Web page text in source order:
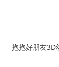
抱抱好朋友